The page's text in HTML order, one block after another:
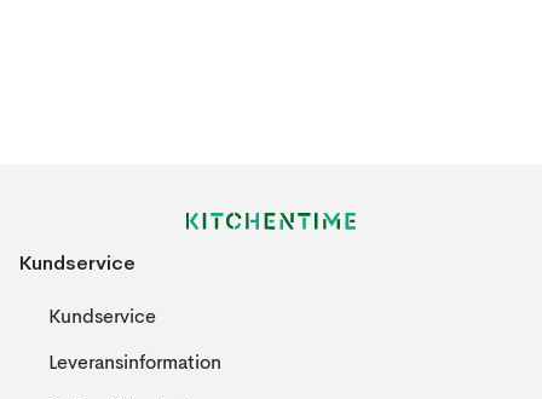
Kundservice
Kundservice
Leveransinformation